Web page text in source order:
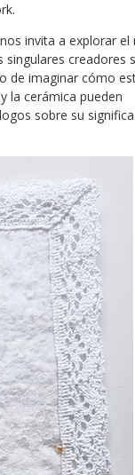
invita a explorar el
creadores
de imaginar cómo
la cerámica pueden
sobre su